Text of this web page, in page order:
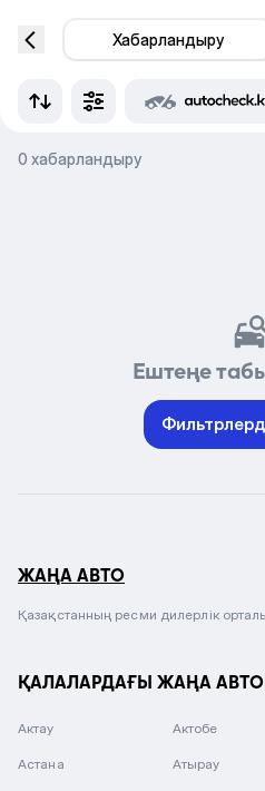
Хабарландыру
0 хабарландыру
Ештеңе
ЖАҢА АВТО
Қазақстанның ресми дилерлік
ҚАЛАЛАРДАҒЫ ЖАҢА
Актау Актобе
Астана Атырау